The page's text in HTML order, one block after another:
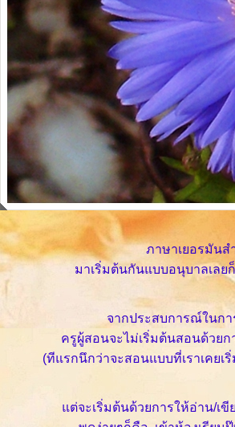
ภาษาเยอรมันส
มาเริ่มต้นกันแบบอนุบาลเลย
จากประสบการณ์ในกา
ครูผู้สอนจะไม่เริ่มต้นสอนด้วยก
(ทีแรกนึกว่าจะสอนแบบที่เราเคยเ
ต่จะเริ่มต้นด้วยการให้อ่าน/เ